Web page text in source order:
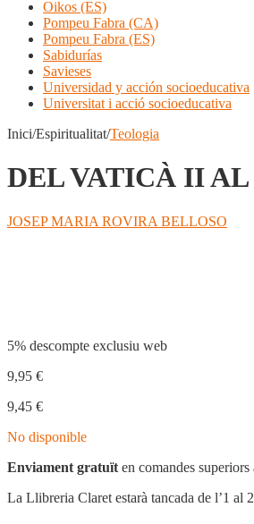
Oikos (ES)
Pompeu Fabra (CA)
Pompeu Fabra (ES)
Sabidurías
Savieses
Universidad y acción socioeducativa
Universitat i acció socioeducativa
Inici/Espiritualitat/Teologia
DEL VATICÀ II
JOSEP MARIA ROVIRA BELLOSO
5% descompte exclusiu web
9,95 €
9,45 €
No disponible
Enviament gratuït en comandes superiors
La Llibreria Claret estarà tancada de l’1 al